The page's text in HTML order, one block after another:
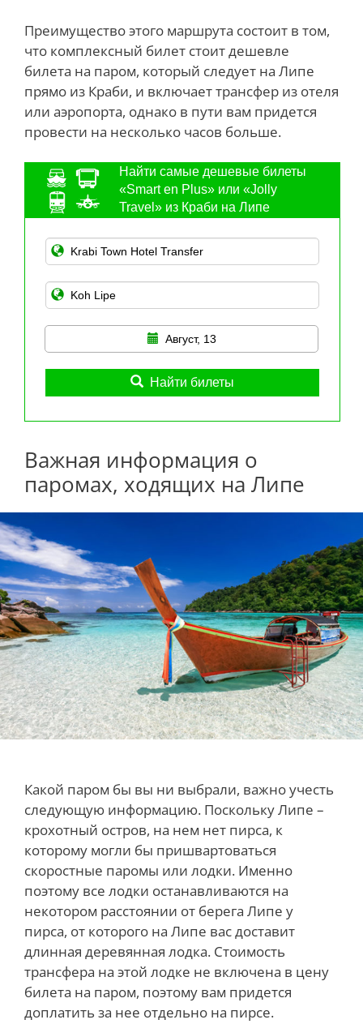
Преимущество этого маршрута состоит в том,
что комплексный билет стоит дешевле
билета на паром, который следует на Липе
прямо из Краби, и включает трансфер из отеля
или аэропорта, однако в пути вам придется
провести на несколько часов больше.
Найти самые дешевые билеты
«Smart en Plus» или «Jolly
Travel» из Краби на Липе
Август, 13
Найти билеты
Важная информация о
паромах, ходящих на Липе
Какой паром бы вы ни выбрали, важно учесть
следующую информацию. Поскольку Липе –
крохотный остров, на нем нет пирса, к
которому могли бы пришвартоваться
скоростные паромы или лодки. Именно
поэтому все лодки останавливаются на
некотором расстоянии от берега Липе у
пирса, от которого на Липе вас доставит
длинная деревянная лодка. Стоимость
трансфера на этой лодке не включена в цену
билета на паром, поэтому вам придется
доплатить за нее отдельно на пирсе.